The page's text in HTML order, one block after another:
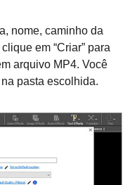
nome, caminho da
em “Criar” para
arquivo MP4. Você
pasta escolhida.